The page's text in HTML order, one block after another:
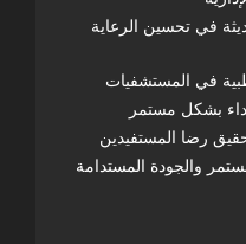
في تحسين الرعاية
في المستشفيات